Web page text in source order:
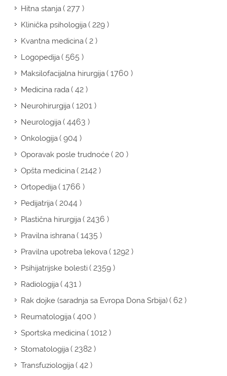
Hitna stanja( 277 )
Klinička psihologija( 229 )
Kvantna medicina( 2 )
Logopedija( 565 )
Maksilofacijalna hirurgija( 1760 )
Medicina rada( 42 )
Neurohirurgija( 1201 )
Neurologija( 4463 )
Onkologija( 904 )
Oporavak posle trudnoće( 20 )
Opšta medicina( 2142 )
Ortopedija( 1766 )
Pedijatrija( 2044 )
Plastična hirurgija( 2436 )
Pravilna ishrana( 1435 )
Pravilna upotreba lekova( 1292 )
Psihijatrijske bolesti( 2359 )
Radiologija( 431 )
Rak dojke (saradnja sa Evropa Dona Srbija)( 62 )
Reumatologija( 400 )
Sportska medicina( 1012 )
Stomatologija( 2382 )
Transfuziologija( 42 )